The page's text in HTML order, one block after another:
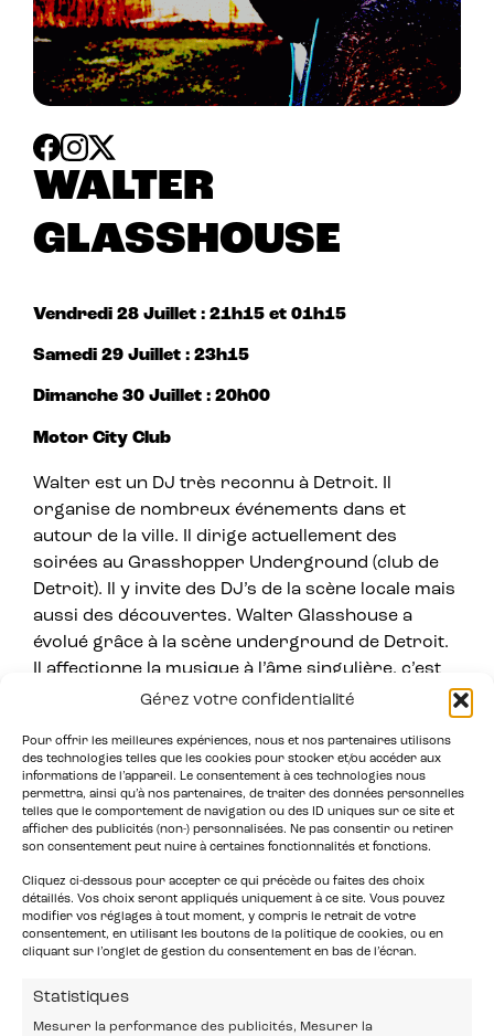
Gérez votre confidentialité
Pour offrir les meilleures expériences, nous et nos partenaires utilisons
des technologies telles que les cookies pour stocker et/ou accéder aux
informations de l’appareil. Le consentement à ces technologies nous
permettra, ainsi qu’à nos partenaires, de traiter des données personnelles
telles que le comportement de navigation ou des ID uniques sur ce site et
afficher des publicités (non-) personnalisées. Ne pas consentir ou retirer
son consentement peut nuire à certaines fonctionnalités et fonctions.
Cliquez ci-dessous pour accepter ce qui précède ou faites des choix
détaillés. Vos choix seront appliqués uniquement à ce site. Vous pouvez
modifier vos réglages à tout moment, y compris le retrait de votre
consentement, en utilisant les boutons de la politique de cookies, ou en
cliquant sur l’onglet de gestion du consentement en bas de l’écran.
Statistiques
Mesurer la performance des publicités, Mesurer la
WALTER
GLASSHOUSE
Vendredi 28 Juillet : 21h15 et 01h15
Samedi 29 Juillet : 23h15
Dimanche 30 Juillet : 20h00
Motor City Club
Walter est un DJ très reconnu à Detroit. Il
organise de nombreux événements dans et
autour de la ville. Il dirige actuellement des
soirées au Grasshopper Underground (club de
Detroit). Il y invite des DJ’s de la scène locale mais
aussi des découvertes. Walter Glasshouse a
évolué grâce à la scène underground de Detroit.
Il affectionne la musique à l’âme singulière, c’est
pour cela que ses mixes s’inspirent du funk, du
Stacey Pullen à Los Hermanos. Il souhaite toucher
toutes les amateurs de sons électros d’une
manière différente, en laissant les vibes soul de
chaque piste amener le public sur le dancefloor.